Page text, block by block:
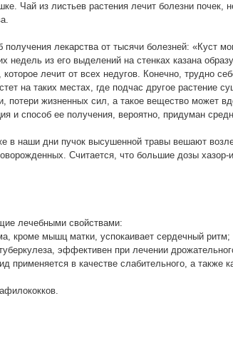
Чай из листьев растения лечит болезни почек,
лекарства от тысячи болезней: «Куст
из его выделений на стенках казана
лечит от всех недугов. Конечно, трудно
на таких местах, где подчас другое растение
потери жизненных сил, а такое вещество может
способ ее получения, вероятно, придуман
в наши дни пучок высушенной травы вешают
Считается, что большие дозы хазор-
лечебными свойствами:
кроме мышц матки, успокаивает сердечный ритм;
эффективен при лечении
применяется в качестве слабительного, а также